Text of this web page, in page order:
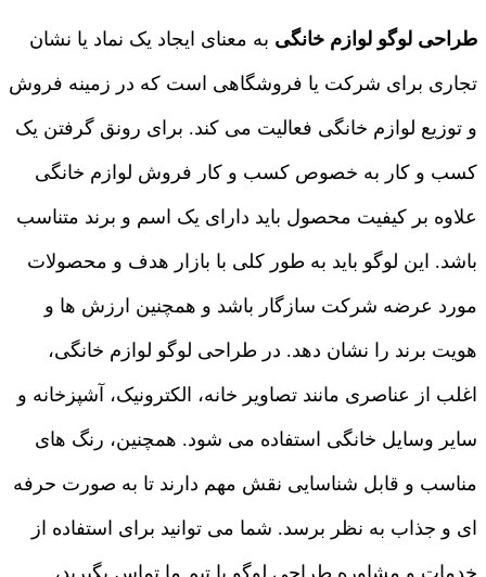
طراحی لوگو لوازم خانگی به معنای ایجاد یک نماد یا نشان
تجاری برای شرکت یا فروشگاهی است که در زمینه فروش
و توزیع لوازم خانگی فعالیت می‌ کند. برای رونق گرفتن یک
کسب و کار به خصوص کسب و کار فروش لوازم خانگی
علاوه بر کیفیت محصول باید دارای یک اسم و برند متناسب
باشد. این لوگو باید به طور کلی با بازار هدف و محصولات
مورد عرضه شرکت سازگار باشد و همچنین ارزش‌ ها و
هویت برند را نشان دهد. در طراحی لوگو لوازم خانگی،
اغلب از عناصری مانند تصاویر خانه، الکترونیک، آشپزخانه و
سایر وسایل خانگی استفاده می‌ شود. همچنین، رنگ‌ های
مناسب و قابل شناسایی نقش مهم دارند تا به صورت حرفه‌
ای و جذاب به نظر برسد. شما می توانید برای استفاده از
خدمات و مشاوره طراحی لوگو با تیم ما تماس بگیرید،